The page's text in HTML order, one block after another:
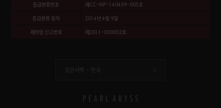
등급분류번호 제CC-NP-140409-005호
등급분류 일자 2014년 4월 9일
제작업 신고번호 제2011-000002호
검은사막 - 한국